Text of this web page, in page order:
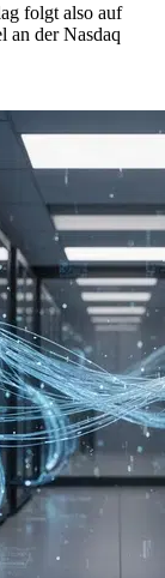
folgt also auf
an der Nasdaq